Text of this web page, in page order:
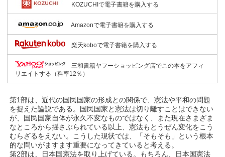
KOZUCHIで電子書籍を購入する
Amazonで電子書籍を購入する
楽天koboで電子書籍を購入する
三和書籍ヤフーショッピング店でこの本をアフィ
リエイトする（料率12％）
第1部は、近代の国民国家の形成との関係で、憲法や平和の問題
を捉えた論説である。国民国家と憲法は切り離すことはできない
が、国民国家自体が永久不変なものではなく、また現在さまざま
なところから揺さぶられている以上、憲法もとうぜん変化をこう
むらざるをえない。こうした現状では、「そもそも」という根本
的な問いがますます重要になってきていると考える。
第2部は、日本国憲法を取り上げている。もちろん、日本国憲法